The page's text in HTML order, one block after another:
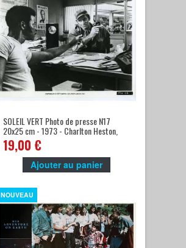
SOLEIL VERT Photo de presse N17
20x25 cm - 1973 - Charlton Heston,
Richard Fleischer
19,00 €
Ajouter au panier
NOUVEAU